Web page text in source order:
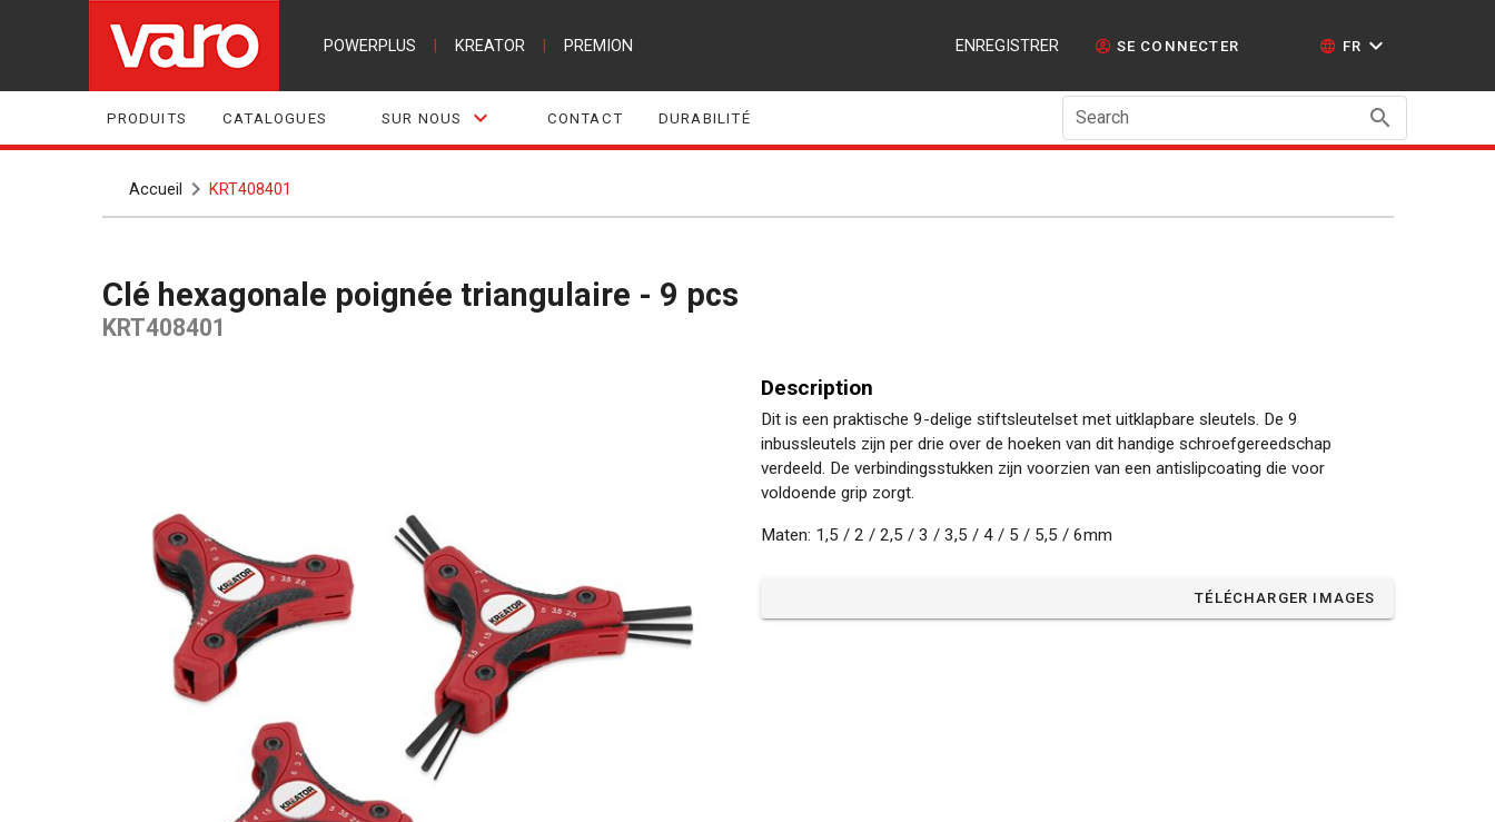
POWERPLUS KREATOR PREMION ENREGISTRER SE CONNECTER FR
PRODUITS CATALOGUES SUR NOUS CONTACT DURABILITÉ Search
Accueil KRT408401
Clé hexagonale poignée triangulaire - 9 pcs
KRT408401
Description
Dit is een praktische 9-delige stiftsleutelset met uitklapbare sleutels. De 9
inbussleutels zijn per drie over de hoeken van dit handige schroefgereedschap
verdeeld. De verbindingsstukken zijn voorzien van een antislipcoating die voor
voldoende grip zorgt.
Maten: 1,5 / 2 / 2,5 / 3 / 3,5 / 4 / 5 / 5,5 / 6mm
TÉLÉCHARGER IMAGES